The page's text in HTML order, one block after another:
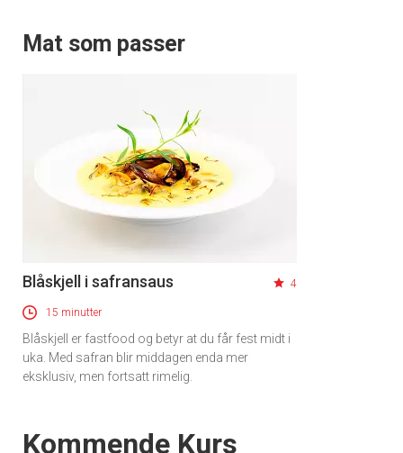
Mat som passer
Blåskjell i safransaus 4
15 minutter
Blåskjell er fastfood og betyr at du får fest midt i
uka. Med safran blir middagen enda mer
eksklusiv, men fortsatt rimelig.
Events
Kommende Kurs